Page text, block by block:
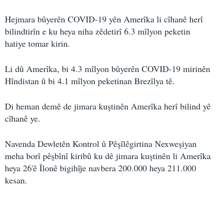
Hejmara bûyerên COVID-19 yên Amerîka li cîhanê herî
bilindtirîn e ku heya niha zêdetirî 6.3 mîlyon peketin
hatiye tomar kirin.
Li dû Amerîka, bi 4.3 mîlyon bûyerên COVID-19 mirinên
Hîndistan û bi 4.1 mîlyon peketinan Brezîlya tê.
Di heman demê de jimara kuştinên Amerîka herî bilind yê
cîhanê ye.
Navenda Dewletên Kontrol û Pêşîlêgirtina Nexweşiyan
meha borî pêşbînî kiribû ku dê jimara kuştinên li Amerîka
heya 26'ê Îlonê bigihîje navbera 200.000 heya 211.000
kesan.